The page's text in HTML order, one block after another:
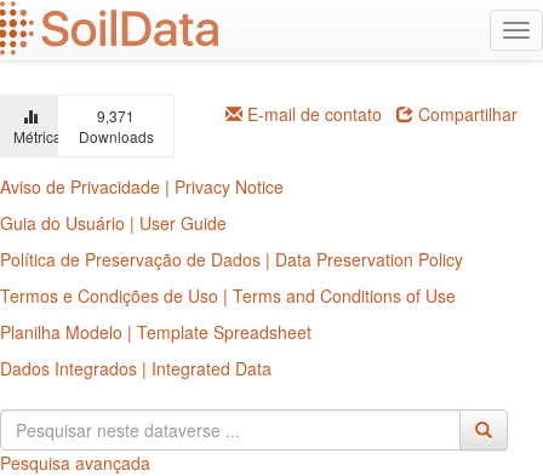
Ir
para
o
principal
Métricas
9,371
Downloads
E-mail de contato Compartilhar
Aviso de Privacidade | Privacy Notice
Guia do Usuário | User Guide
Política de Preservação de Dados | Data Preservation Policy
Termos e Condições de Uso | Terms and Conditions of Use
Planilha Modelo | Template Spreadsheet
Dados Integrados | Integrated Data
Pesquisa avançada